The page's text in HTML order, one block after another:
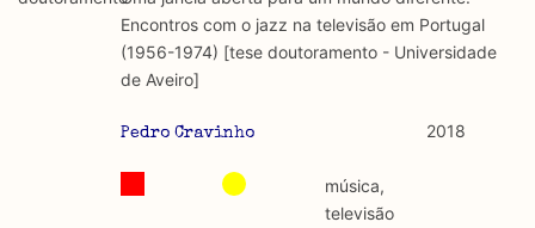
académicos.
Limitações
produzidos até 2022, contudo não foi possível ter acesso
discurso e uso da liberdade de expressão. Trata-se de
uma censura que é omnipresente, dado que é
constitutiva do próprio acto de fala.
abordagens.
Tipo investigação realizada
Encontros com o jazz na televisão em Portugal
(1956-1974) [tese doutoramento - Universidade
de Aveiro]
Pedro Cravinho 2018
música,
televisão